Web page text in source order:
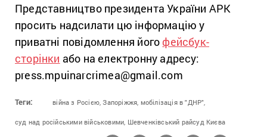
Представництво президента України АРК
просить надсилати цю інформацію у
приватні повідомлення його фейсбук-
сторінки або на електронну адресу:
press.mpuinarcrimea@gmail.com
Теги: війна з Росією, Запоріжжя, мобілізація в "ДНР",
суд над російськими військовими, Шевченківський райсуд Києва